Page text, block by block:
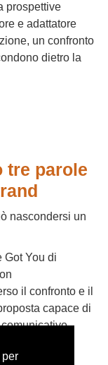
prospettive
e adattatore
un confronto
dietro la
tre parole
nascondersi un
Got You di
il confronto e il
capace di